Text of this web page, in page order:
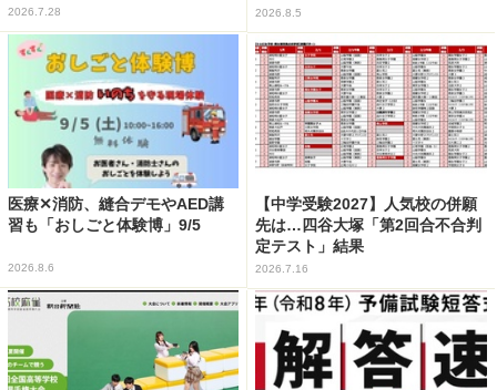
2026.7.28 2026.8.5
医療✕消防、縫合デモやAED講
習も「おしごと体験博」9/5
2026.8.6
【中学受験2027】人気校の併願
先は…四谷大塚「第2回合不合判
定テスト」結果
2026.7.16